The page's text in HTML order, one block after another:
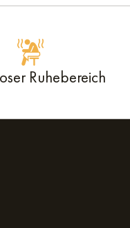
Ruhebereich